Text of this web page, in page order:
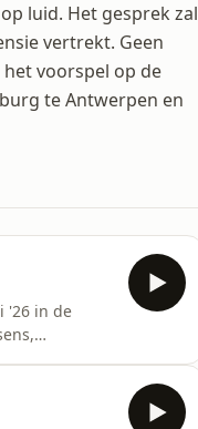
luid. Het gesprek zal
vertrekt. Geen
voorspel op de
te Antwerpen en
'26 in de